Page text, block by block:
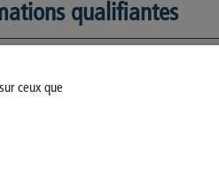
ceux que
qualifiantes